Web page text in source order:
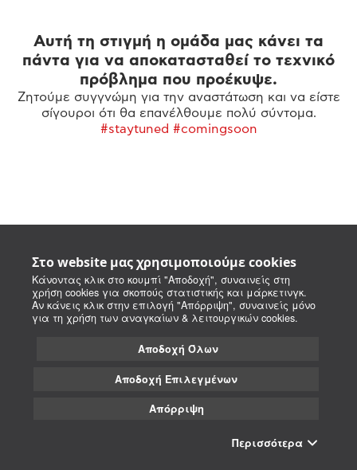
Στο website μας χρησιμοποιούμε cookies
Κάνοντας κλικ στο κουμπί "Αποδοχή", συναινείς στη
χρήση cookies για σκοπούς στατιστικής και μάρκετινγκ.
Αν κάνεις κλικ στην επιλογή "Απόρριψη", συναινείς μόνο
για τη χρήση των αναγκαίων & λειτουργικών cookies.
Αποδοχή Όλων
Αποδοχή Επιλεγμένων
Απόρριψη
Περισσότερα
Αυτή τη στιγμή η ομάδα μας κάνει τα
πάντα για να αποκατασταθεί το τεχνικό
πρόβλημα που προέκυψε.
Ζητούμε συγγνώμη για την αναστάτωση και να είστε
σίγουροι ότι θα επανέλθουμε πολύ σύντομα.
#staytuned #comingsoon